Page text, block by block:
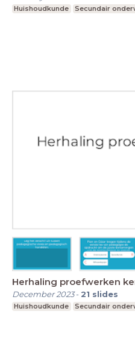
Huishoudkunde Secundair
Herhaling proefwerken
December 2023- 21 slides
Huishoudkunde Secundair